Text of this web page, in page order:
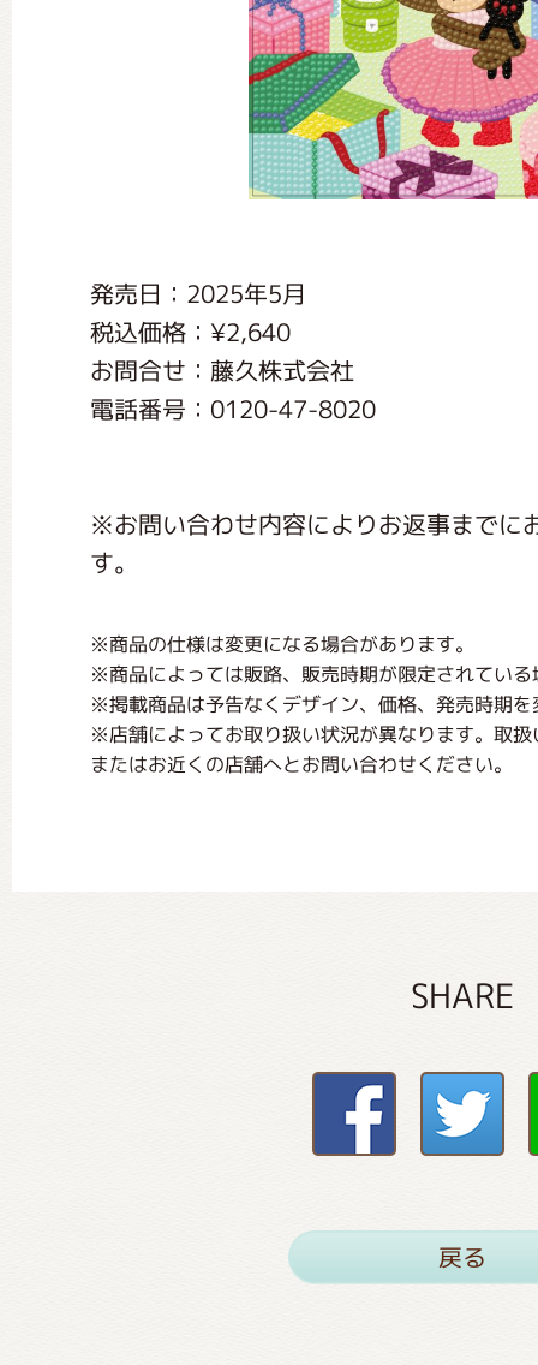
発売日：2025年5月
税込価格：¥2,640
お問合せ：藤久株式会社
電話番号：0120-47-8020
※お問い合わせ内容によりお返事までに
す。
※商品の仕様は変更になる場合があります。
※商品によっては販路、販売時期が限定されてい
※掲載商品は予告なくデザイン、価格、発売時期
※店舗によってお取り扱い状況が異なります。取
またはお近くの店舗へとお問い合わせください。
SHARE
戻る
おたのしみコンテンツ(クイズ・
チア ジャッキーズ！
くまのがっこう しょくいんしつ
くまのがっこう 家庭科部